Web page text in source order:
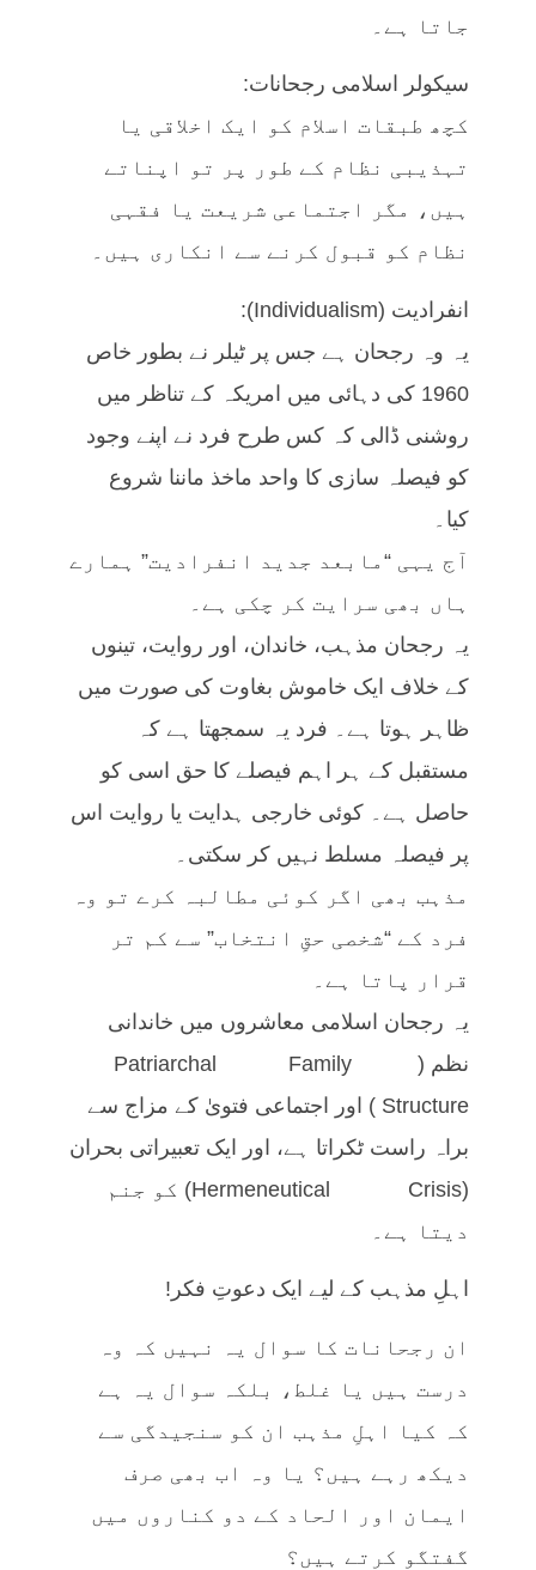
جاتا ہے۔
سیکولر اسلامی رجحانات:
کچھ طبقات اسلام کو ایک اخلاقی یا
تہذیبی نظام کے طور پر تو اپناتے
ہیں، مگر اجتماعی شریعت یا فقہی
نظام کو قبول کرنے سے انکاری ہیں۔
انفرادیت (Individualism):
یہ وہ رجحان ہے جس پر ٹیلر نے بطور خاص
1960 کی دہائی میں امریکہ کے تناظر میں
روشنی ڈالی کہ کس طرح فرد نے اپنے وجود
کو فیصلہ سازی کا واحد ماخذ ماننا شروع
کیا۔
آج یہی “مابعد جدید انفرادیت” ہمارے
ہاں بھی سرایت کر چکی ہے۔
یہ رجحان مذہب، خاندان، اور روایت، تینوں
کے خلاف ایک خاموش بغاوت کی صورت میں
ظاہر ہوتا ہے۔ فرد یہ سمجھتا ہے کہ
مستقبل کے ہر اہم فیصلے کا حق اسی کو
حاصل ہے۔ کوئی خارجی ہدایت یا روایت اس
پر فیصلہ مسلط نہیں کر سکتی۔
مذہب بھی اگر کوئی مطالبہ کرے تو وہ
فرد کے “شخصی حقِ انتخاب” سے کم تر
قرار پاتا ہے۔
یہ رجحان اسلامی معاشروں میں خاندانی
نظم (Patriarchal Family
Structure) اور اجتماعی فتویٰ کے مزاج سے
براہ راست ٹکراتا ہے، اور ایک تعبیراتی بحران
(Hermeneutical Crisis) کو جنم
دیتا ہے۔
اہلِ مذہب کے لیے ایک دعوتِ فکر!
ان رجحانات کا سوال یہ نہیں کہ وہ
درست ہیں یا غلط، بلکہ سوال یہ ہے
کہ کیا اہلِ مذہب ان کو سنجیدگی سے
دیکھ رہے ہیں؟ یا وہ اب بھی صرف
ایمان اور الحاد کے دو کناروں میں
گفتگو کرتے ہیں؟